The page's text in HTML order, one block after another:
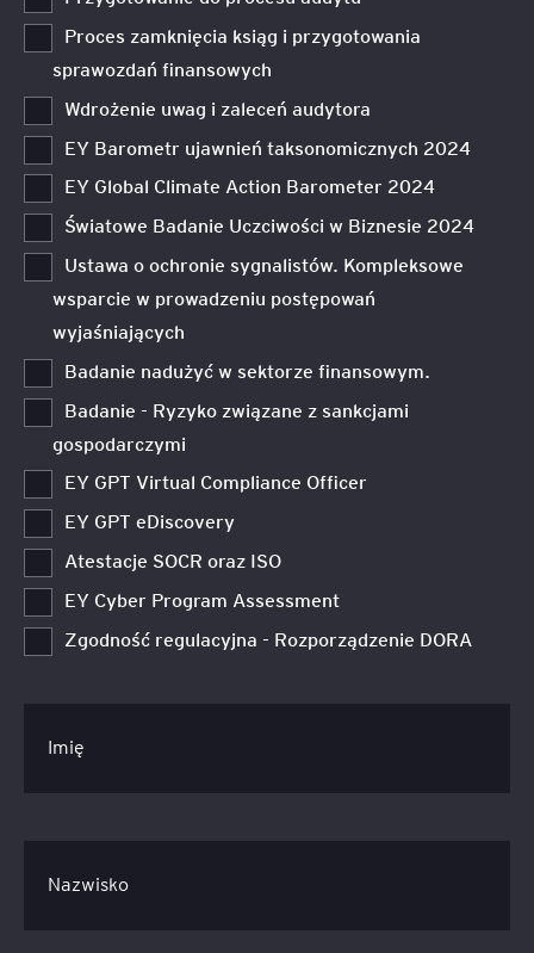
Proces zamknięcia ksiąg i przygotowania
sprawozdań finansowych
Wdrożenie uwag i zaleceń audytora
EY Barometr ujawnień taksonomicznych 2024
EY Global Climate Action Barometer 2024
Światowe Badanie Uczciwości w Biznesie 2024
Ustawa o ochronie sygnalistów. Kompleksowe
wsparcie w prowadzeniu postępowań
wyjaśniających
Badanie nadużyć w sektorze finansowym.
Badanie - Ryzyko związane z sankcjami
gospodarczymi
EY GPT Virtual Compliance Officer
EY GPT eDiscovery
Atestacje SOCR oraz ISO
EY Cyber Program Assessment
Zgodność regulacyjna - Rozporządzenie DORA
Imię
Nazwisko